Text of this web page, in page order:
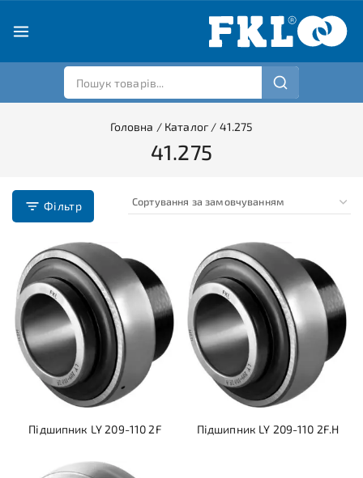
Головна / Каталог / 41.275
41.275
Фільтр
Підшипник LY 209-110 2F Підшипник LY 209-110 2F.H